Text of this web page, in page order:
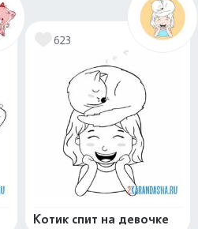
623
Котик спит на девочке